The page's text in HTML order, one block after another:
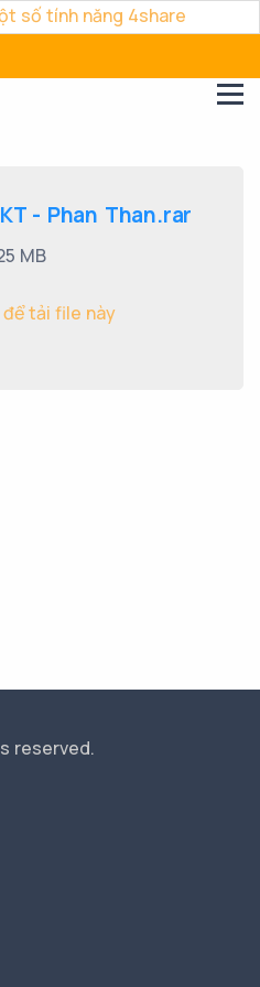
số tính năng 4share
- Phan Than.rar
MB
tải file này
reserved.